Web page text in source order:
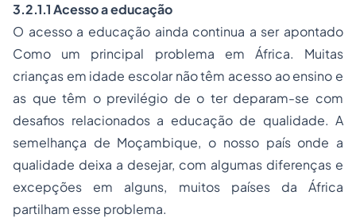
3.2.1.1 Acesso a educação
O acesso a educação ainda continua a ser apontado
Como um principal problema em África. Muitas
crianças em idade escolar não têm acesso ao ensino e
as que têm o previlégio de o ter deparam-se com
desafios relacionados a educação de qualidade. A
semelhança de Moçambique, o nosso país onde a
qualidade deixa a desejar, com algumas diferenças e
excepções em alguns, muitos países da África
partilham esse problema.